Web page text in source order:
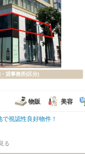
貸事務所(区分)
物販 美容
視認性良好物件！
る